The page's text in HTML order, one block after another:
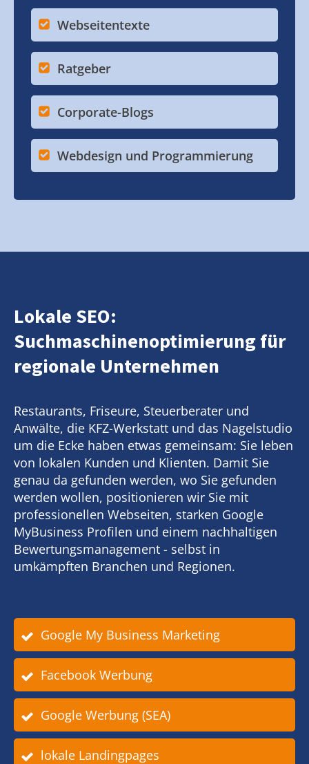
Webseitentexte
Ratgeber
Corporate-Blogs
Webdesign und Programmierung
Lokale SEO:
Suchmaschinenoptimierung für
regionale Unternehmen
Restaurants, Friseure, Steuerberater und
Anwälte, die KFZ-Werkstatt und das Nagelstudio
um die Ecke haben etwas gemeinsam: Sie leben
von lokalen Kunden und Klienten. Damit Sie
genau da gefunden werden, wo Sie gefunden
werden wollen, positionieren wir Sie mit
professionellen Webseiten, starken Google
MyBusiness Profilen und einem nachhaltigen
Bewertungsmanagement - selbst in
umkämpften Branchen und Regionen.
Google My Business Marketing
Facebook Werbung
Google Werbung (SEA)
lokale Landingpages